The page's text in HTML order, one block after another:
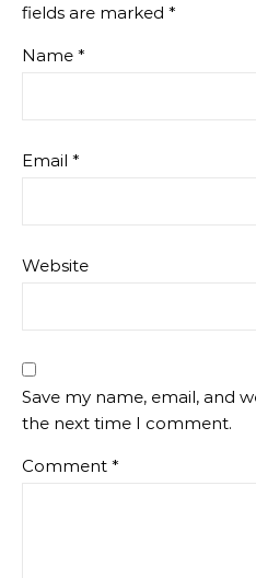
fields are marked *
Name *
Email *
Website
Save my name, email, and
the next time I comment.
Comment *